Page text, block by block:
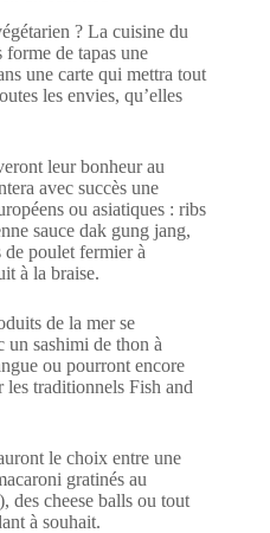
? La cuisine du
de tapas une
une carte qui mettra tout
les envies, qu’elles
leur bonheur au
avec succès une
ou asiatiques : ribs
sauce dak gung jang,
de poulet fermier à
à la braise.
de la mer se
un sashimi de thon à
ou pourront encore
les traditionnels Fish and
le choix entre une
gratinés au
des cheese balls ou tout
à souhait.